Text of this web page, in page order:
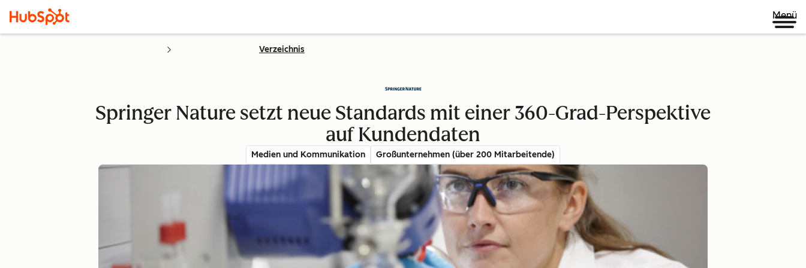
Menü
Verzeichnis
Springer Nature setzt neue Standards mit einer 360-Grad-Perspektive
auf Kundendaten
Medien und Kommunikation Großunternehmen (über 200 Mitarbeitende)